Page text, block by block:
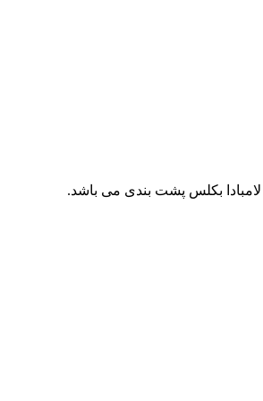
لامبادا بکلس پشت بندی می باشد.